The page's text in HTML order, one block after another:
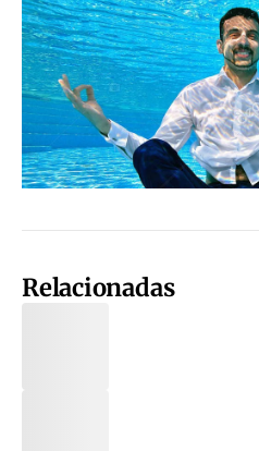
Relacionadas